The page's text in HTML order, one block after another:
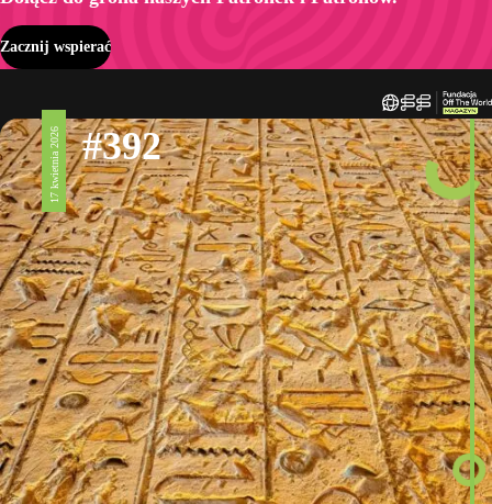
Zacznij wspierać
17 kwietnia 2026 #392